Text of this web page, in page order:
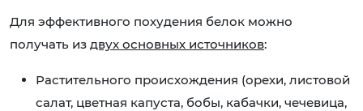
Для эффективного похудения белок можно
получать из двух основных источников:
Растительного происхождения (орехи, листовой
салат, цветная капуста, бобы, кабачки, чечевица,